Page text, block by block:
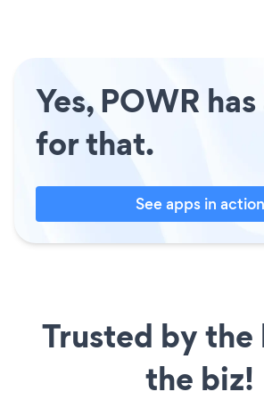
Yes, POWR
for that.
See apps in action
Trusted by the
the biz!